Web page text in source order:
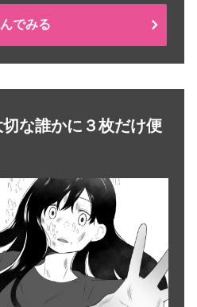
でみる
な誰かに３枚だけ便